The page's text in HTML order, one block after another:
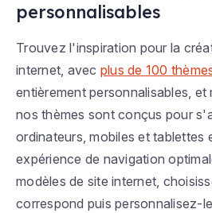
personnalisables
Trouvez l'inspiration pour la
internet, avec plus de 100
entièrement personnalisables, et
nos thèmes sont conçus pour
ordinateurs, mobiles et tablettes
expérience de navigation
modèles de site internet,
correspond puis personnalisez-